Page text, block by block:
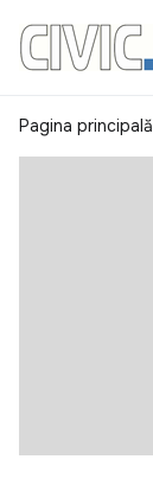
Pagina principală